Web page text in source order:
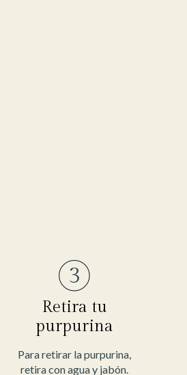
Retira tu
purpurina
Para retirar la purpurina,
retira con agua y jabón.